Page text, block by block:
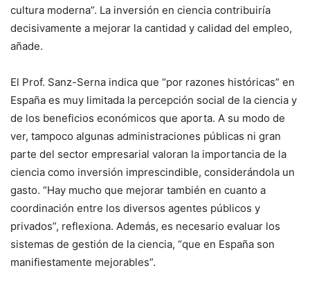
cultura moderna”. La inversión en ciencia contribuiría
decisivamente a mejorar la cantidad y calidad del empleo,
añade.
El Prof. Sanz-Serna indica que “por razones históricas” en
España es muy limitada la percepción social de la ciencia y
de los beneficios económicos que aporta. A su modo de
ver, tampoco algunas administraciones públicas ni gran
parte del sector empresarial valoran la importancia de la
ciencia como inversión imprescindible, considerándola un
gasto. “Hay mucho que mejorar también en cuanto a
coordinación entre los diversos agentes públicos y
privados”, reflexiona. Además, es necesario evaluar los
sistemas de gestión de la ciencia, “que en España son
manifiestamente mejorables”.